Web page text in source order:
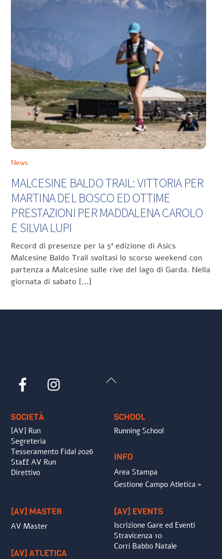
News
MALCESINE BALDO TRAIL: VITTORIA PER
MARTINA DEL BOSCO ED OTTIME
PRESTAZIONI PER MADDALENA CAROLO
E SILVIA LUPI
Record di presenze per la 5ª edizione di Asics
Malcesine Baldo Trail svoltasi lo scorso weekend con
partenza a Malcesine sulle rive del lago di Garda. Nella
giornata di sabato […]
Back
Facebook
SOCIETÀ
[AV] Run
Segreteria
Tesseramento Fidal 2026
Staff AV Run
Direttivo
SCHOOL
Running School
INFO
Area Stampa
Gestione Campo Atletica >
[AV] MASTER
AV Master
[AV] ATLETICA
[AV] EVENTS
Iscrizione Gare ed Eventi
Stravicenza 10
Corri Babbo Natale